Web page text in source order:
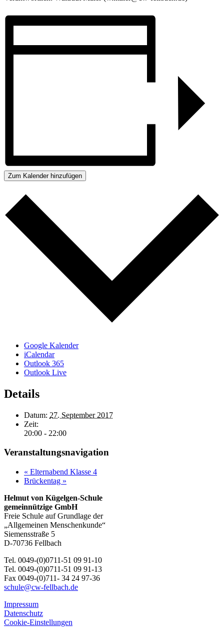
Zum Kalender hinzufügen
Google Kalender
iCalendar
Outlook 365
Outlook Live
Details
Datum: 27. September 2017
Zeit:
20:00 - 22:00
Veranstaltungsnavigation
« Elternabend Klasse 4
Brückentag »
Helmut von Kügelgen-Schule
gemeinnützige GmbH
Freie Schule auf Grundlage der
„Allgemeinen Menschenkunde“
Siemensstraße 5
D-70736 Fellbach
Tel. 0049-(0)0711-51 09 91-10
Tel. 0049-(0)0711-51 09 91-13
Fax 0049-(0)711- 34 24 97-36
schule@cw-fellbach.de
Impressum
Datenschutz
Cookie-Einstellungen